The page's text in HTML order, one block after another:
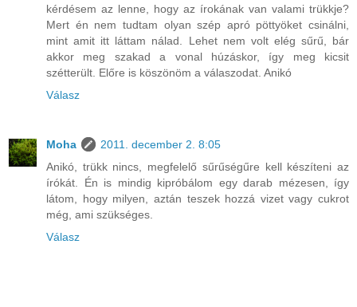
kérdésem az lenne, hogy az írokának van valami trükkje?
Mert én nem tudtam olyan szép apró pöttyöket csinálni,
mint amit itt láttam nálad. Lehet nem volt elég sűrű, bár
akkor meg szakad a vonal húzáskor, így meg kicsit
szétterült. Előre is köszönöm a válaszodat. Anikó
Válasz
Moha
2011. december 2. 8:05
Anikó, trükk nincs, megfelelő sűrűségűre kell készíteni az
írókát. Én is mindig kipróbálom egy darab mézesen, így
látom, hogy milyen, aztán teszek hozzá vizet vagy cukrot
még, ami szükséges.
Válasz